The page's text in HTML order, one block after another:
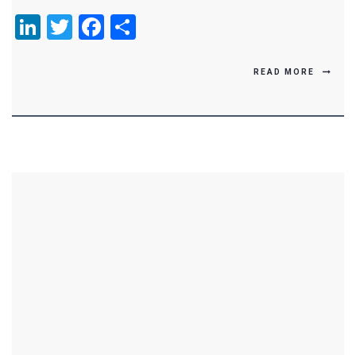
LinkedIn
TwitterFacebook
READ MORE